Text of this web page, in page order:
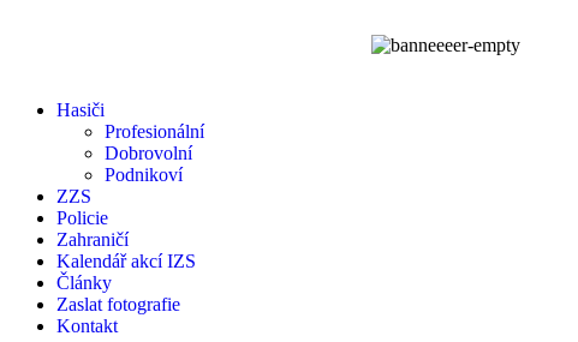
Hasiči
Profesionální
Dobrovolní
Podnikoví
ZZS
Policie
Zahraničí
Kalendář akcí IZS
Články
Zaslat fotografie
Kontakt